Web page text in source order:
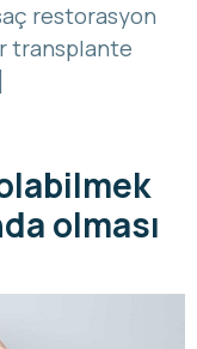
restorasyon
transplante
olması